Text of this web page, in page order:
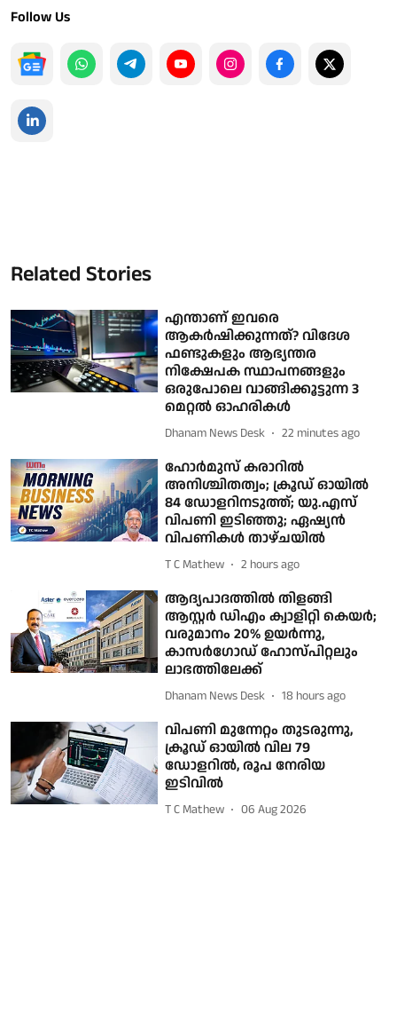
Follow Us
Related Stories
എന്താണ് ഇവ‌രെ
ആകർഷിക്കുന്നത്? വിദേശ
ഫണ്ടുകളും ആഭ്യന്തര
നിക്ഷേപക സ്ഥാപനങ്ങളും
ഒരുപോലെ വാങ്ങിക്കൂട്ടുന്ന 3
മെറ്റൽ ഓഹരികൾ
Dhanam News Desk 22 minutes ago
ഹോർമുസ് കരാറിൽ
അനിശ്ചിതത്വം; ക്രൂഡ് ഓയിൽ
84 ഡോളറിനടുത്ത്; യു.എസ്
വിപണി ഇടിഞ്ഞു; ഏഷ്യൻ
വിപണികൾ താഴ്ചയിൽ
T C Mathew 2 hours ago
ആദ്യപാദത്തില്‍ തിളങ്ങി
ആസ്റ്റര്‍ ഡിഎം ക്വാളിറ്റി കെയര്‍;
വരുമാനം 20% ഉയര്‍ന്നു,
കാസര്‍ഗോഡ് ഹോസ്പിറ്റലും
ലാഭത്തിലേക്ക്
Dhanam News Desk 18 hours ago
വിപണി മുന്നേറ്റം തുടരുന്നു,
ക്രൂഡ് ഓയിൽ വില 79
ഡോളറില്‍, രൂപ നേരിയ
ഇടിവില്‍
T C Mathew 06 Aug 2026